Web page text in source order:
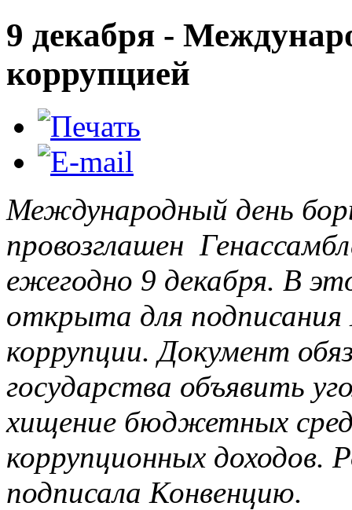
9 декабря -
коррупцией
Международный день
провозглашен
ежегодно 9 декабря. В
открыта для
коррупции. Документ
государства объявить
хищение бюджетных
коррупционных доходов.
подписала Конвенцию.